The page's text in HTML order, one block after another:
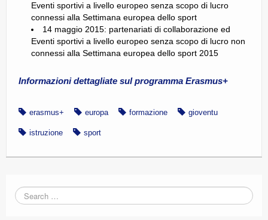
Eventi sportivi a livello europeo senza scopo di lucro
connessi alla Settimana europea dello sport
14 maggio 2015: partenariati di collaborazione ed
Eventi sportivi a livello europeo senza scopo di lucro non
connessi alla Settimana europea dello sport 2015
Informazioni dettagliate sul programma Erasmus+
erasmus+ europa formazione gioventu
istruzione sport